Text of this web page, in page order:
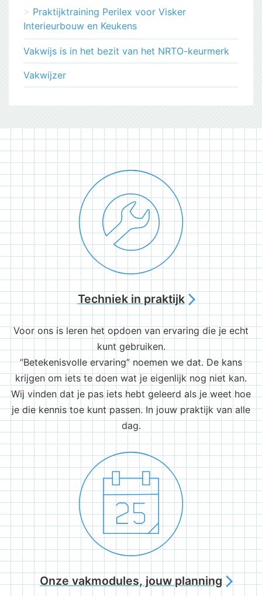
Praktijktraining Perilex voor Visker
Interieurbouw en Keukens
Vakwijs is in het bezit van het NRTO-keurmerk
Vakwijzer
Techniek in praktijkarrow_forward_ios
Voor ons is leren het opdoen van ervaring die je echt
kunt gebruiken.
“Betekenisvolle ervaring” noemen we dat. De kans
krijgen om iets te doen wat je eigenlijk nog niet kan.
Wij vinden dat je pas iets hebt geleerd als je weet hoe
je die kennis toe kunt passen. In jouw praktijk van alle
dag.
Onze vakmodules, jouw planningarrow_forward_ios